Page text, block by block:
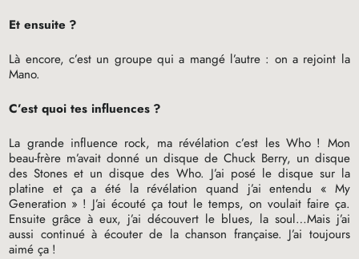
Et ensuite ?
Là encore, c’est un groupe qui a mangé l’autre : on a rejoint la
Mano.
C’est quoi tes influences ?
La grande influence rock, ma révélation c’est les Who ! Mon
beau-frère m’avait donné un disque de Chuck Berry, un disque
des Stones et un disque des Who. J’ai posé le disque sur la
platine et ça a été la révélation quand j’ai entendu « My
Generation » ! J’ai écouté ça tout le temps, on voulait faire ça.
Ensuite grâce à eux, j’ai découvert le blues, la soul…Mais j’ai
aussi continué à écouter de la chanson française. J’ai toujours
aimé ça !